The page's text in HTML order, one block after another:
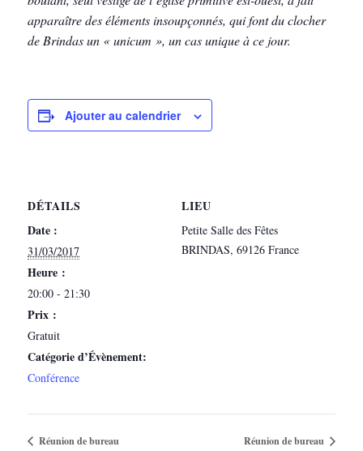
apparaître des éléments insoupçonnés, qui font du clocher
de Brindas un « unicum », un cas unique à ce jour.
Ajouter au calendrier
DÉTAILS
Date :
31/03/2017
Heure :
20:00 - 21:30
Prix :
Gratuit
Catégorie d’Évènement:
Conférence
LIEU
Petite Salle des Fêtes
BRINDAS, 69126 France
Réunion de bureau Réunion de bureau